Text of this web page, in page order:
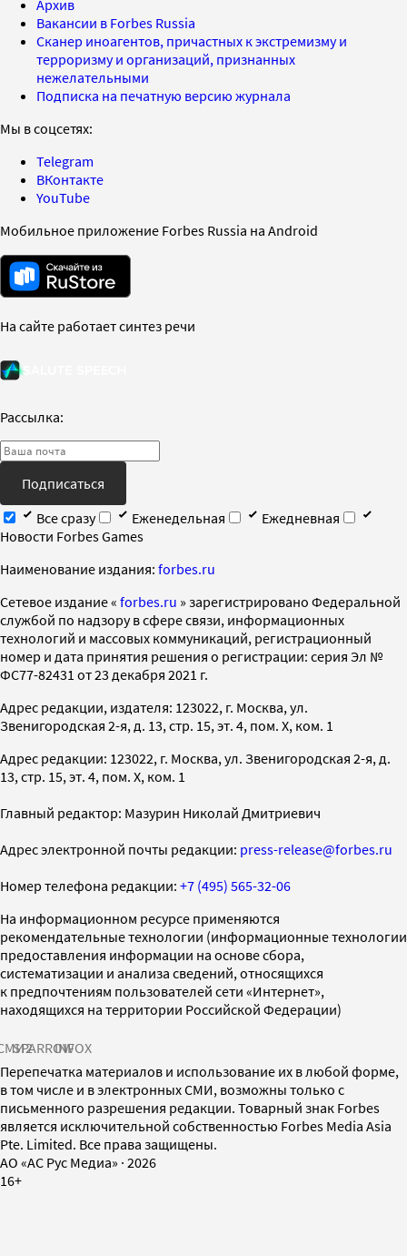
Архив
Вакансии в Forbes Russia
Сканер иноагентов, причастных к экстремизму и
терроризму и организаций, признанных
нежелательными
Подписка на печатную версию журнала
Мы в соцсетях:
Telegram
ВКонтакте
YouTube
Мобильное приложение Forbes Russia на Android
На сайте работает синтез речи
Рассылка:
Подписаться
Все сразу
Еженедельная
Ежедневная
Новости Forbes Games
Наименование издания: forbes.ru
Cетевое издание « forbes.ru » зарегистрировано Федеральной
службой по надзору в сфере связи, информационных
технологий и массовых коммуникаций, регистрационный
номер и дата принятия решения о регистрации: серия Эл №
ФС77-82431 от 23 декабря 2021 г.
Адрес редакции, издателя: 123022, г. Москва, ул.
Звенигородская 2-я, д. 13, стр. 15, эт. 4, пом. X, ком. 1
Адрес редакции: 123022, г. Москва, ул. Звенигородская 2-я, д.
13, стр. 15, эт. 4, пом. X, ком. 1
Главный редактор: Мазурин Николай Дмитриевич
Адрес электронной почты редакции: press-release@forbes.ru
Номер телефона редакции: +7 (495) 565-32-06
На информационном ресурсе применяются
рекомендательные технологии (информационные технологии
предоставления информации на основе сбора,
систематизации и анализа сведений, относящихся
к предпочтениям пользователей сети «Интернет»,
находящихся на территории Российской Федерации)
SPARROWINFOX
Перепечатка материалов и использование их в любой форме,
в том числе и в электронных СМИ, возможны только с
письменного разрешения редакции. Товарный знак Forbes
является исключительной собственностью Forbes Media Asia
Pte. Limited. Все права защищены.
AO «АС Рус Медиа» · 2026
16+